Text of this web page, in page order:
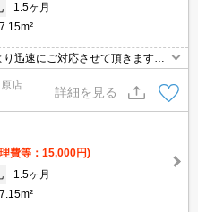
1.5ヶ月
迅速にご対応させて頂きます～
店
詳細を見る
費等：15,000円)
1.5ヶ月